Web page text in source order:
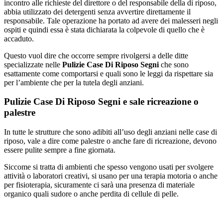
incontro alle richieste del direttore o del responsabile della di riposo,
abbia utilizzato dei detergenti senza avvertire direttamente il
responsabile. Tale operazione ha portato ad avere dei malesseri negli
ospiti e quindi essa è stata dichiarata la colpevole di quello che è
accaduto.
Questo vuol dire che occorre sempre rivolgersi a delle ditte
specializzate nelle Pulizie Case Di Riposo Segni che sono
esattamente come comportarsi e quali sono le leggi da rispettare sia
per l’ambiente che per la tutela degli anziani.
Pulizie Case Di Riposo Segni e sale ricreazione o
palestre
In tutte le strutture che sono adibiti all’uso degli anziani nelle case di
riposo, vale a dire come palestre o anche fare di ricreazione, devono
essere pulite sempre a fine giornata.
Siccome si tratta di ambienti che spesso vengono usati per svolgere
attività o laboratori creativi, si usano per una terapia motoria o anche
per fisioterapia, sicuramente ci sarà una presenza di materiale
organico quali sudore o anche perdita di cellule di pelle.